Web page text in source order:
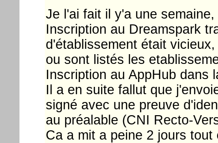
Je l'ai fait il y'a une
Inscription au Dreamspark
d'établissement était
ou sont listés les
Inscription au AppHub dans
Il a en suite fallut que
signé avec une preuve
au préalable (CNI Recto-
Ca a mit a peine 2 jours tout